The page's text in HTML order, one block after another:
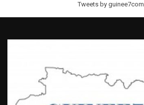
Tweets by guinee7com